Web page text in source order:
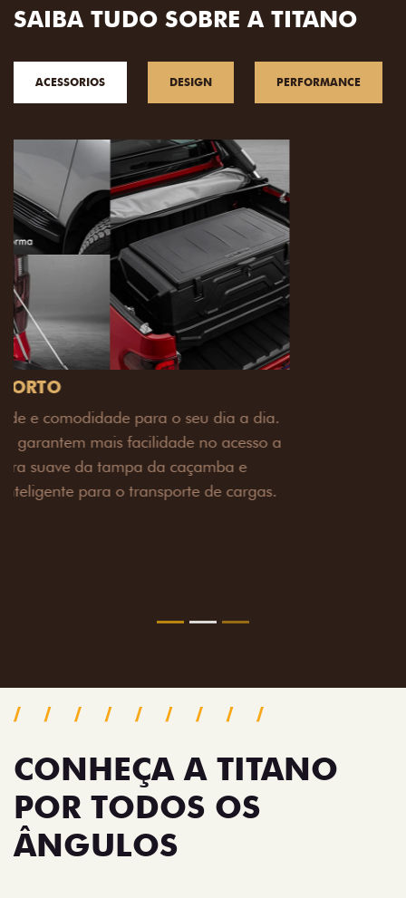
SAIBA TUDO SOBRE A TITANO
ACESSORIOS DESIGN PERFORMANCE
PACK OFF-ROAD
Prepare sua picape para qualquer desafio. O Pack
off-road combina engate de reboque para até 3,5
toneladas, alargadores de para-lamas e overbumper,
oferecendo mais capacidade de reboque, proteção
Pack tecnologia
CONHEÇA A TITANO
POR TODOS OS
ÂNGULOS